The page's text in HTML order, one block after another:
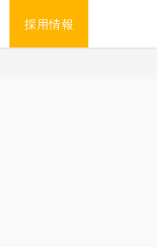
採用情報